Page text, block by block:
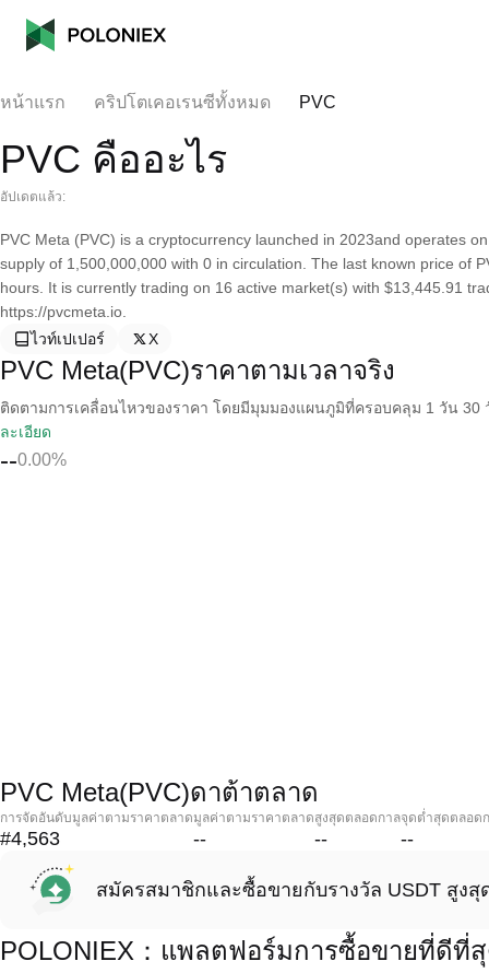
หน้าแรก คริปโตเคอเรนซีทั้งหมด PVC
PVC คืออะไร
อัปเดตแล้ว:
PVC Meta (PVC) is a cryptocurrency launched in 2023and operates
supply of 1,500,000,000 with 0 in circulation. The last known price of
hours. It is currently trading on 16 active market(s) with $13,445.91
https://pvcmeta.io.
ไวท์เปเปอร์
X
PVC Meta(PVC)ราคาตามเวลาจริง
ติดตามการเคลื่อนไหวของราคา โดยมีมุมมองแผนภูมิที่ครอบคลุม 1 วัน 30
ละเอียด
--0.00%
PVC Meta(PVC)ดาต้าตลาด
การจัดอันดับมูลค่าตามราคาตลาด
#4,563
มูลค่าตามราคาตลาด
--
สูงสุดตลอดกาล
--
จุดต่ำสุดตลอด
--
สมัครสมาชิกและซื้อขายกับรางวัล USDT สูงสุ
POLONIEX：แพลตฟอร์มการซื้อขายที่ดีที่สุ